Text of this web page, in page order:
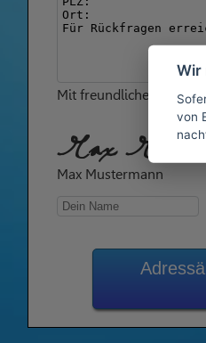
Mit freundlichen Grüßen
Max
Max Mustermann
Wir
von